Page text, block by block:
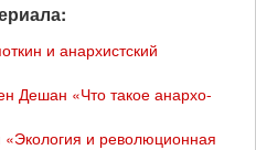
и анархистский
Дешан «Что такое анархо-
и революционная